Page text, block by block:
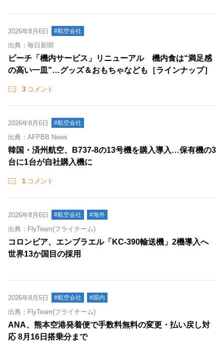
2026年8月6日 #航空会社
出典：毎日新聞
ピーチ「機内サービス」リニューアル 機内食は“満足感
の高い一皿”…グッズ＆おもちゃなども［ラインナップ］
3 コメント
2026年8月6日 #航空会社
出典：AFPBB News
韓国・済州航空、B737-8の13号機を購入導入…保有機の3
台に1台が自社購入機に
1 コメント
2026年8月6日 #航空会社 #海外
出典：FlyTeam(フライチーム)
コロンビア、エンブラエル「KC-390輸送機」2機導入へ
世界13か国目の採用
2026年8月5日 #航空会社 #国内
出典：FlyTeam(フライチーム)
ANA、熊本空港発着便で手数料無料の変更・払い戻し対
応 8月16日搭乗分まで